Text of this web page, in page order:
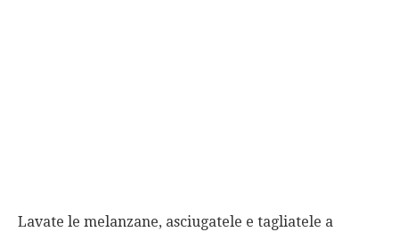
Lavate le melanzane, asciugatele e tagliatele a